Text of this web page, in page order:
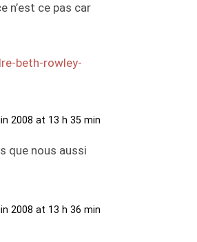
n’est ce pas car
beth-rowley-
2008 at 13 h 35 min
que nous aussi
2008 at 13 h 36 min